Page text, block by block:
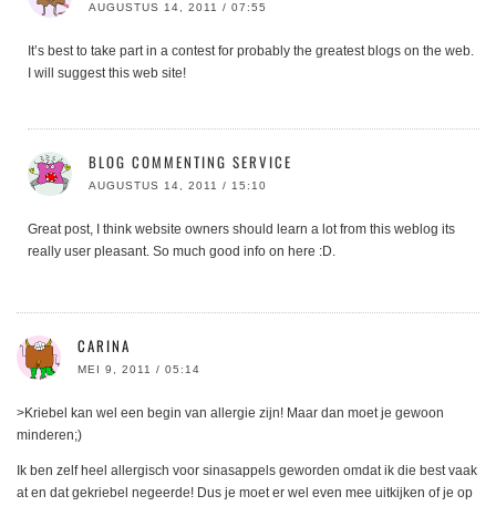
AUGUSTUS 14, 2011 / 07:55
It’s best to take part in a contest for probably the greatest blogs on the web.
I will suggest this web site!
BLOG COMMENTING SERVICE
AUGUSTUS 14, 2011 / 15:10
Great post, I think website owners should learn a lot from this weblog its
really user pleasant. So much good info on here :D.
CARINA
MEI 9, 2011 / 05:14
>Kriebel kan wel een begin van allergie zijn! Maar dan moet je gewoon
minderen;)
Ik ben zelf heel allergisch voor sinasappels geworden omdat ik die best vaak
at en dat gekriebel negeerde! Dus je moet er wel even mee uitkijken of je op